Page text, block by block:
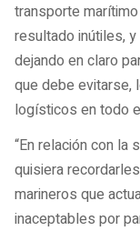
transporte
resultado inútiles,
dejando en claro
que debe evitarse,
logísticos en todo
“En relación con la
quisiera
marineros que
inaceptables por